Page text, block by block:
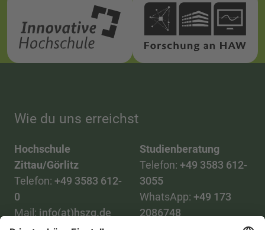
Wie du uns erreichst
Hochschule
Zittau/Görlitz
Telefon: +49 3583 612-
0
Mail:info(at)hszg.de
Studienberatung
Telefon: +49 3583 612-
3055
WhatsApp: +49 173
2086748